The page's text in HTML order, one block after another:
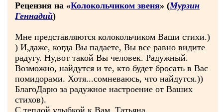
Рецензия на «Колокольчиком звеня» (Мурзин
Геннадий)
Мне представляются колокольчиком Ваши стихи.)
) И,даже, когда Вы падаете, Вы все равно видите
радугу. Ну,вот такой Вы человек. Радужный.
Возможно, найдутся и те, кто будет бросать в Вас
помидорами. Хотя...сомневаюсь, что найдутся.))
БлагоДарю за радужное настроение от Ваших
стихов).
С теплой улыбкой к Вам, Татьяна.